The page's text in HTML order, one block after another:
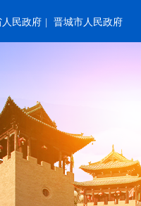
人民政府 晋城市人民政府